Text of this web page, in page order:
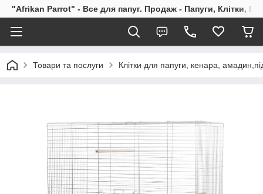
"Afrikan Parrot" - Все для папуг. Продаж - Папуги, Клітки,
Товари та послуги Клітки для папуги, кенара,